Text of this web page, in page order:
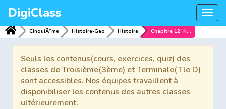
DigiClass
CinquiÃ¨me Histoire-Geo Histoire Chapitre 12: Kanem-Bornou : origines et organisation sociopolitique
Seuls les contenus(cours, exercices, quiz) des
classes de Troisième(3ème) et Terminale(Tle D)
sont accessibles. Nos équipes travaillent à
disponibiliser les contenus des autres classes
ultérieurement.